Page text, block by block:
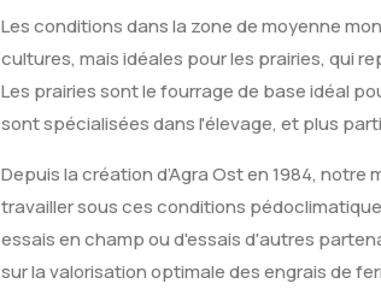
Les conditions dans la zone de moyenne
cultures, mais idéales pour les prairies, qui
Les prairies sont le fourrage de base idéal
sont spécialisées dans l'élevage, et plus
Depuis la création d’Agra Ost en 1984,
travailler sous ces conditions
essais en champ ou d'essais d'autres
sur la valorisation optimale des engrais de